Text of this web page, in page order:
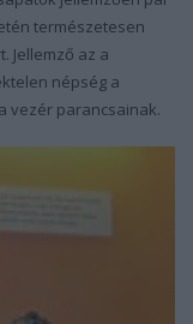
természetesen
Jellemző az a
népség a
vezér parancsainak.